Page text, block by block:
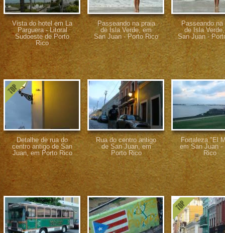
Vista do hotel em La
Parguera - Litoral
Sudoeste de Porto
Rico
Passeando na praia
de Isla Verde, em
San Juan - Porto Rico
Passeando na
de Isla
San Juan -
Detalhe de rua do
centro antigo de San
Juan, em Porto Rico
Rua do centro antigo
de San Juan, em
Porto Rico
Fortaleza "El
em San Juan -
Rico